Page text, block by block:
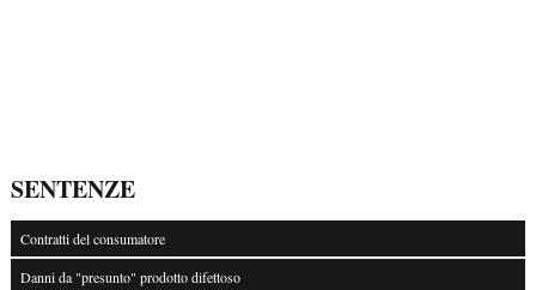
SENTENZE
Contratti del consumatore
Danni da "presunto" prodotto difettoso